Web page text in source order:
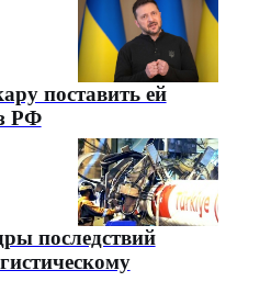
поставить ей
РФ
последствий